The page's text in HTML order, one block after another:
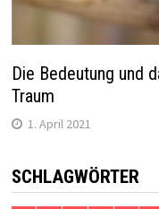
Die Bedeutung und
Traum
1. April 2021
SCHLAGWÖRTER